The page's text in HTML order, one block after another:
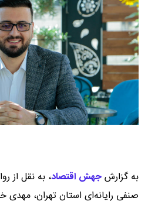
به گزارشجهش اقتصاد، به نقل از
صنفی رایانه‌ای استان تهران،